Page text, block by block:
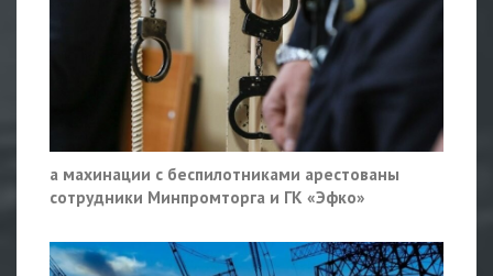
а махинации с беспилотниками арестованы
сотрудники Минпромторга и ГК «Эфко»